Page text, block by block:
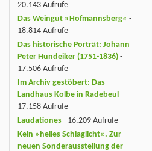
20.143 Aufrufe
Das Weingut »Hofmannsberg« -
18.814 Aufrufe
Das historische Porträt: Johann
Peter Hundeiker (1751-1836) -
17.506 Aufrufe
Im Archiv gestöbert: Das
Landhaus Kolbe in Radebeul -
17.158 Aufrufe
Laudationes - 16.209 Aufrufe
Kein »helles Schlaglicht«. Zur
neuen Sonderausstellung der